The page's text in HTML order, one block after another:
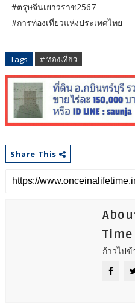
#ตรุษจีนเยาวราช2567
#การท่องเที่ยวแห่งประเทศไทย
Tags # ท่องเที่ยว
Share This
Time
ก้าวไปข้